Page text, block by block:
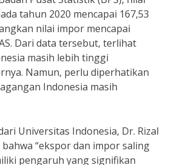
tahun 2020 mencapai 167,53
nilai impor mencapai
Dari data tersebut, terlihat
masih lebih tinggi
Namun, perlu diperhatikan
Indonesia masih
Universitas Indonesia, Dr. Rizal
“ekspor dan impor saling
pengaruh yang signifikan